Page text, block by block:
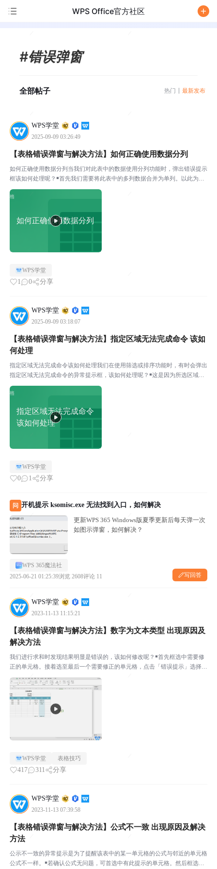
WPS Office官方社区
#错误弹窗
全部帖子 热门 最新发布
WPS学堂
2025-09-09 03:26:49
如何正确使用数据分列
【表格错误弹窗与解决方法】如何正确使用数据分列
如何正确使用数据分列当我们对此表中的数据使用分列功能时，弹出错误提示
框该如何处理呢？￭首先我们需要将此表中的多列数据合并为单列。以此为
例，在旁边的单元格内输入=A2&B2。接着框选其余单元格，点击「开始」—
「填充」，选择「向下填充」。￭然后全选中合并后的列...
WPS学堂
1 0 分享
WPS学堂
2025-09-09 03:18:07
指定区域无法完成命令
该如何处理
【表格错误弹窗与解决方法】指定区域无法完成命令 该如
何处理
指定区域无法完成命令该如何处理我们在使用筛选或排序功能时，有时会弹出
指定区域无法完成命令的异常提示框，该如何处理呢？￭这是因为所选区域数
值为空而导致的，因此只需要重新选定含有数值的区域再使用「筛选」或「排
序」即可。
WPS学堂
0 1 分享
问 开机提示 ksomisc.exe 无法找到入口，如何解决
更新WPS 365 Windows版夏季更新后每天弹一次
如图示弹窗，如何解决？
WPS 365魔法社
2025-06-21 01:25:39浏览 2608评论 11 写回答
WPS学堂
2023-11-13 11:15:21
【表格错误弹窗与解决方法】数字为文本类型 出现原因及
解决方法
我们进行求和时发现结果明显是错误的，该如何修改呢？￭首先框选中需要修
正的单元格。接着选至最后一个需要修正的单元格，点击「错误提示」选择
「转换为数字」就可以了。但有时我们需要数字以文本形式显示，但又不需要
错误提示该如何设置呢？￭点击「文件」—「选项」，选择「...
WPS学堂 表格技巧
417 311 分享
WPS学堂
2023-11-13 07:39:58
【表格错误弹窗与解决方法】公式不一致 出现原因及解决
方法
公示不一致的异常提示是为了提醒该表中的某一单元格的公式与邻近的单元格
公式不一样。￭若确认公式无问题，可首选中有此提示的单元格。然后框选中